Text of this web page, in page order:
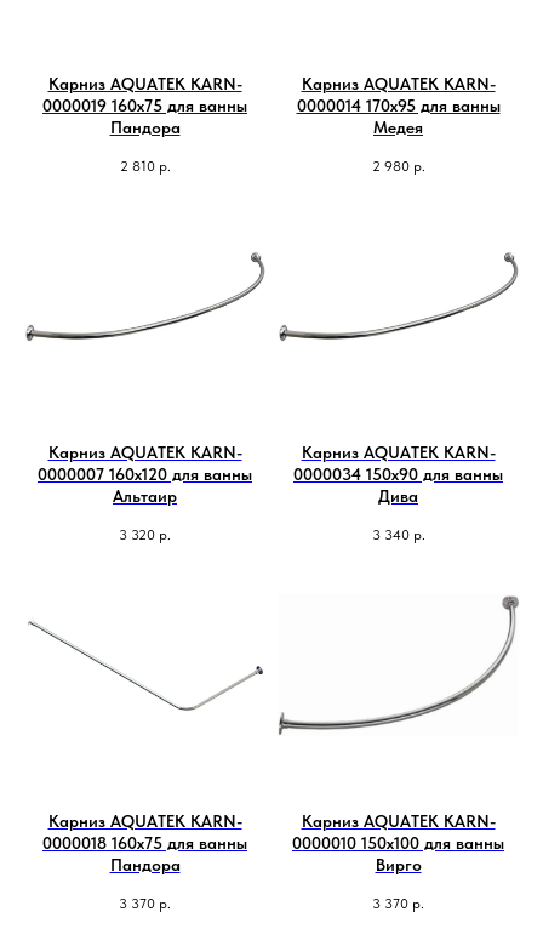
Карниз AQUATEK KARN-
0000019 160х75 для ванны
Пандора
2 810 р.
Карниз AQUATEK KARN-
0000014 170х95 для ванны
Медея
2 980 р.
Карниз AQUATEK KARN-
0000007 160х120 для ванны
Альтаир
3 320 р.
Карниз AQUATEK KARN-
0000034 150х90 для ванны
Дива
3 340 р.
Карниз AQUATEK KARN-
0000018 160х75 для ванны
Пандора
3 370 р.
Карниз AQUATEK KARN-
0000010 150х100 для ванны
Вирго
3 370 р.